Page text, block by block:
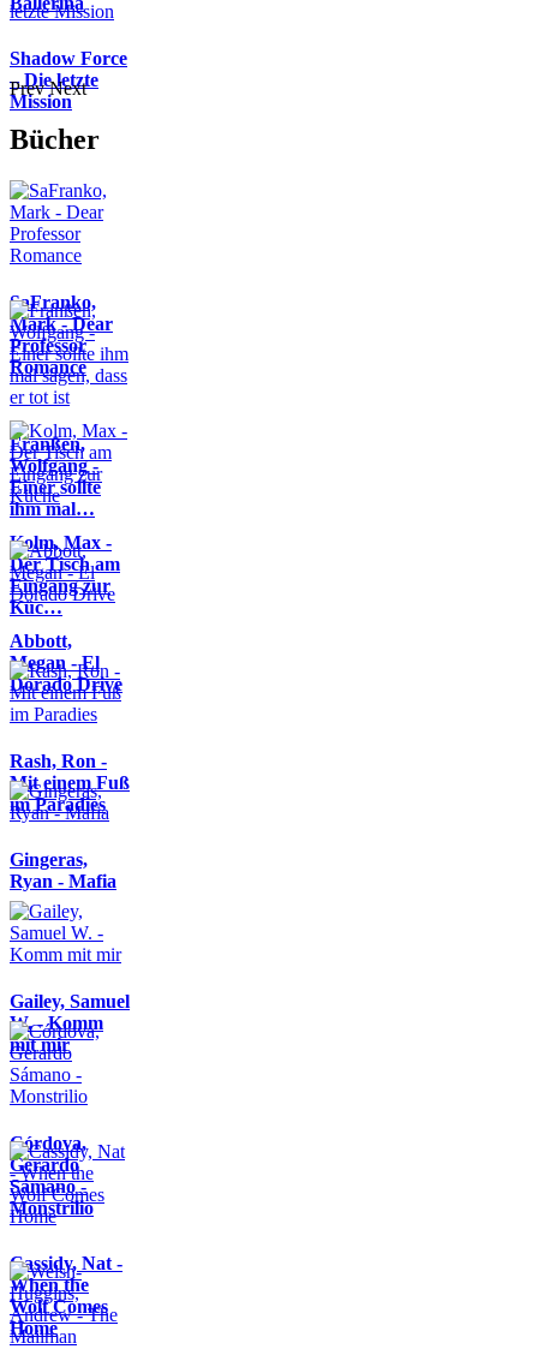
Shadow Force
– Die letzte
Mission
Prev Next
Bücher
SaFranko,
Mark - Dear
Professor
Romance
Franßen,
Wolfgang -
Einer sollte
ihm mal…
Kolm, Max -
Der Tisch am
Eingang zur
Küc…
Abbott,
Megan - El
Dorado Drive
Rash, Ron -
Mit einem Fuß
im Paradies
Gingeras,
Ryan - Mafia
Gailey, Samuel
W. - Komm
mit mir
Córdova,
Gerardo
Sámano -
Monstrilio
Cassidy, Nat -
When the
Wolf Comes
Home